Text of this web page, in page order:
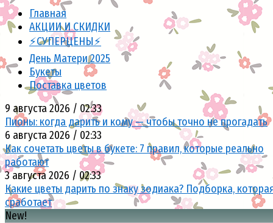
Главная
АКЦИИ И СКИДКИ
⚡СУПЕРЦЕНЫ⚡
День Матери 2025
Букеты
Поставка цветов
9 августа 2026 / 02:33
Пионы: когда дарить и кому — чтобы точно не прогадать
6 августа 2026 / 02:33
Как сочетать цветы в букете: 7 правил, которые реально
работают
3 августа 2026 / 02:33
Какие цветы дарить по знаку зодиака? Подборка,
сработает
New!